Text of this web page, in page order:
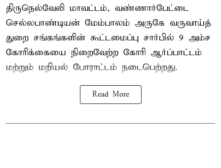
திருநெல்வேலி மாவட்டம், வண்ணார்பேட்டை
செல்லபாண்டியன் மேம்பாலம் அருகே வருவாய்த்
துறை சங்கங்களின் கூட்டமைப்பு சார்பில் 9 அம்ச
கோரிக்கையை நிறைவேற்ற கோரி ஆர்ப்பாட்டம்
மற்றும் மறியல் போராட்டம் நடைபெற்றது.
Read More